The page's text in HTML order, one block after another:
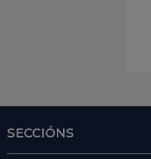
SECCIÓNS